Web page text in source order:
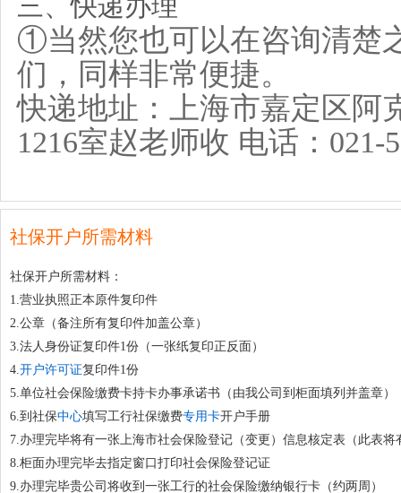
①当然您也可以在咨询清楚
们，同样非常便捷。
快递地址：上海市嘉定区阿
1216室赵老师收 电话：021-
社保开户所需材料
社保开户所需材料：
1.营业执照正本原件复印件
2.公章（备注所有复印件加盖公章）
3.法人身份证复印件1份（一张纸复印正反面）
4.开户许可证复印件1份
5.单位社会保险缴费卡持卡办事承诺书（由我公司到柜面填列并盖章）
6.到社保中心填写工行社保缴费专用卡开户手册
7.办理完毕将有一张上海市社会保险登记（变更）信息核定表（此表
8.柜面办理完毕去指定窗口打印社会保险登记证
9.办理完毕贵公司将收到一张工行的社会保险缴纳银行卡（约两周）